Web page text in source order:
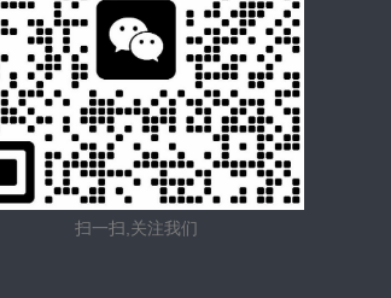
扫一扫,关注我们